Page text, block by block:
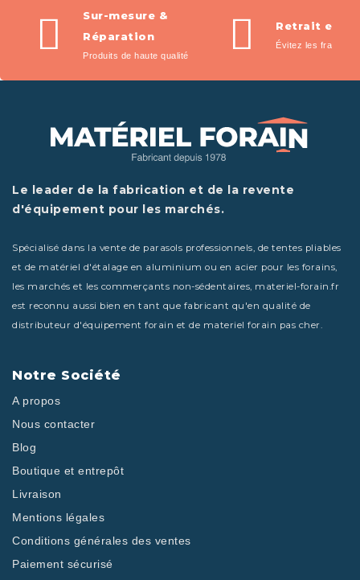
Sur-mesure &
Réparation
Produits de haute qualité
Retrait en
Évitez les frais de
Le leader de la fabrication et de la revente
d'équipement pour les marchés.
Spécialisé dans la vente de parasols professionnels, de tentes pliables
et de matériel d'étalage en aluminium ou en acier pour les forains,
les marchés et les commerçants non-sédentaires, materiel-forain.fr
est reconnu aussi bien en tant que fabricant qu'en qualité de
distributeur d'équipement forain et de materiel forain pas cher.
Notre Société
A propos
Nous contacter
Blog
Boutique et entrepôt
Livraison
Mentions légales
Conditions générales des ventes
Paiement sécurisé